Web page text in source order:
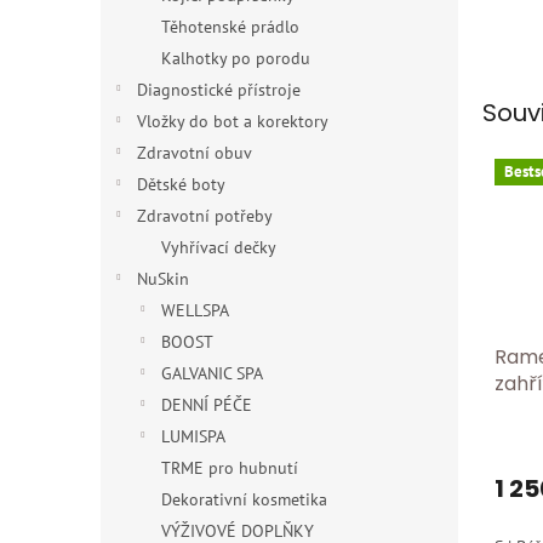
Těhotenské prádlo
Kalhotky po porodu
Diagnostické přístroje
Vložky do bot a korektory
Zdravotní obuv
Dětské boty
Zdravotní potřeby
Vyhřívací dečky
NuSkin
WELLSPA
BOOST
GALVANIC SPA
DENNÍ PÉČE
LUMISPA
TRME pro hubnutí
Dekorativní kosmetika
VÝŽIVOVÉ DOPLŇKY
1